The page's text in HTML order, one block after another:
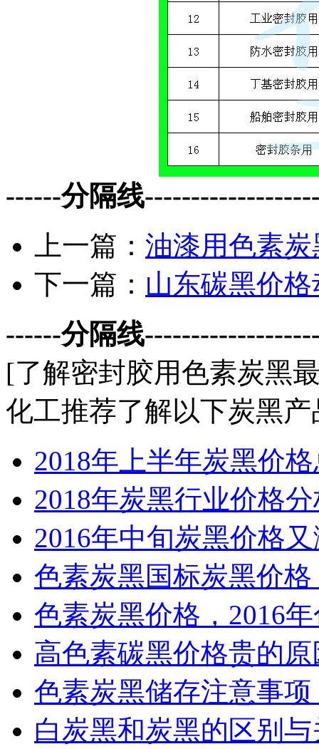
------分隔线
上一篇： 油漆用色素
下一篇： 山东碳黑价
------分隔线
[了解密封胶用色素炭黑
化工推荐了解以下炭黑
2018年上半年炭黑价
2018年炭黑行业价格
2016年中旬炭黑价格
色素炭黑国标炭黑价格
色素炭黑价格，2016
高色素碳黑价格贵的原
色素炭黑储存注意事
白炭黑和炭黑的区别